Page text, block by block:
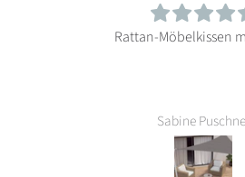
Rattan-Möbelkissen
Sabine